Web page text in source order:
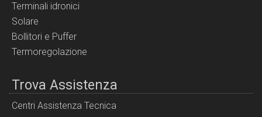
Terminali idronici
Solare
Bollitori e Puffer
Termoregolazione
Trova Assistenza
Centri Assistenza Tecnica